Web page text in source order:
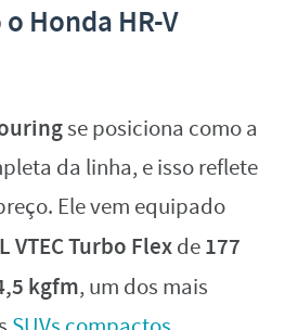
Honda HR-V
se posiciona como a
da linha, e isso reflete
Ele vem equipado
VTEC Turbo Flexde177
kgfm, um dos mais